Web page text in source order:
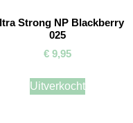
Strong NP Blackberry
025
€ 9,95
Uitverkocht